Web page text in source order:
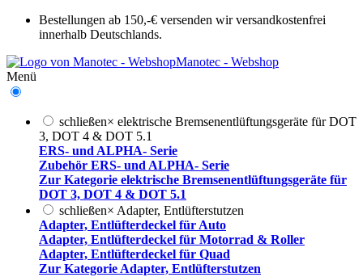
Bestellungen ab 150,-€ versenden wir versandkostenfrei
innerhalb Deutschlands.
Manotec - Webshop
Menü
schließen× elektrische Bremsenentlüftungsgeräte für DOT
3, DOT 4 & DOT 5.1
ERS- und ALPHA- Serie
Zubehör ERS- und ALPHA- Serie
Zur Kategorie elektrische Bremsenentlüftungsgeräte für
DOT 3, DOT 4 & DOT 5.1
schließen× Adapter, Entlüfterstutzen
Adapter, Entlüfterdeckel für Auto
Adapter, Entlüfterdeckel für Motorrad & Roller
Adapter, Entlüfterdeckel für Quad
Zur Kategorie Adapter, Entlüfterstutzen